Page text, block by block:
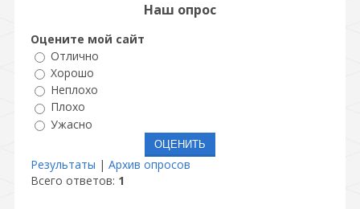
Наш опрос
Оцените мой сайт
Отлично
Хорошо
Неплохо
Плохо
Ужасно
Результаты | Архив опросов
Всего ответов: 1